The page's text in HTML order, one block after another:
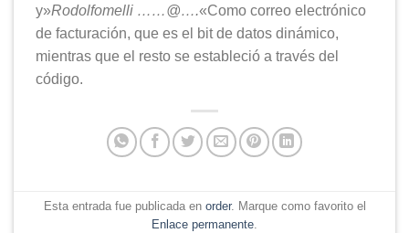
y»Rodolfomelli ……@….«Como correo electrónico
de facturación, que es el bit de datos dinámico,
mientras que el resto se estableció a través del
código.
Esta entrada fue publicada en order. Marque como favorito el
Enlace permanente.